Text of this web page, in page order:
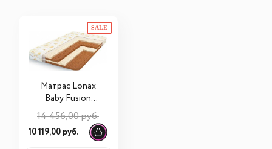
SALE
Матрас Lonax
Baby Fusion
14 456,00 руб.
10 119,00 руб.